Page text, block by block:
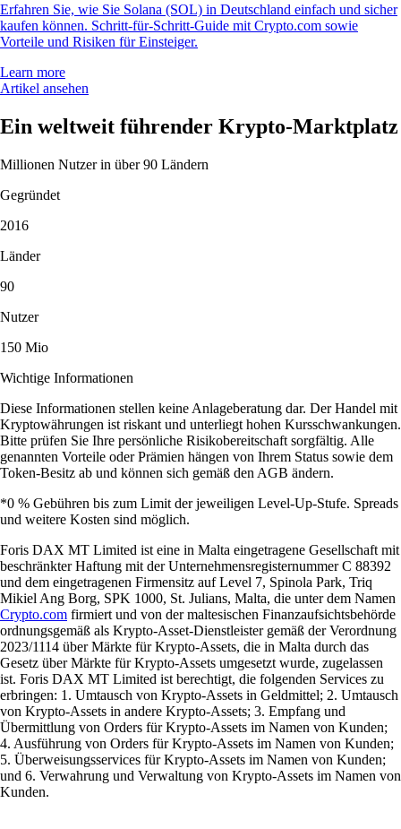
Erfahren Sie, wie Sie Solana (SOL) in Deutschland einfach und sicher
kaufen können. Schritt-für-Schritt-Guide mit Crypto.com sowie
Vorteile und Risiken für Einsteiger.
Learn more
Artikel ansehen
Ein weltweit führender Krypto-Marktplatz
Millionen Nutzer in über 90 Ländern
Gegründet
2016
Länder
90
Nutzer
150 Mio
Wichtige Informationen
Diese Informationen stellen keine Anlageberatung dar. Der Handel mit
Kryptowährungen ist riskant und unterliegt hohen Kursschwankungen.
Bitte prüfen Sie Ihre persönliche Risikobereitschaft sorgfältig. Alle
genannten Vorteile oder Prämien hängen von Ihrem Status sowie dem
Token-Besitz ab und können sich gemäß den AGB ändern.
*0 % Gebühren bis zum Limit der jeweiligen Level-Up-Stufe. Spreads
und weitere Kosten sind möglich.
Foris DAX MT Limited ist eine in Malta eingetragene Gesellschaft mit
beschränkter Haftung mit der Unternehmensregisternummer C 88392
und dem eingetragenen Firmensitz auf Level 7, Spinola Park, Triq
Mikiel Ang Borg, SPK 1000, St. Julians, Malta, die unter dem Namen
Crypto.com firmiert und von der maltesischen Finanzaufsichtsbehörde
ordnungsgemäß als Krypto-Asset-Dienstleister gemäß der Verordnung
2023/1114 über Märkte für Krypto-Assets, die in Malta durch das
Gesetz über Märkte für Krypto-Assets umgesetzt wurde, zugelassen
ist. Foris DAX MT Limited ist berechtigt, die folgenden Services zu
erbringen: 1. Umtausch von Krypto-Assets in Geldmittel; 2. Umtausch
von Krypto-Assets in andere Krypto-Assets; 3. Empfang und
Übermittlung von Orders für Krypto-Assets im Namen von Kunden;
4. Ausführung von Orders für Krypto-Assets im Namen von Kunden;
5. Überweisungsservices für Krypto-Assets im Namen von Kunden;
und 6. Verwahrung und Verwaltung von Krypto-Assets im Namen von
Kunden.